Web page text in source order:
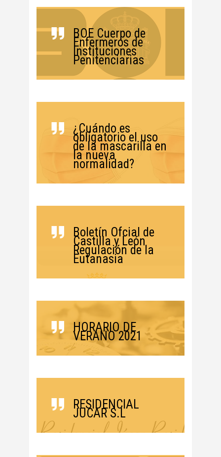
BOE Cuerpo de
Enfermeros de
Instituciones
Penitenciarias
¿Cuándo es
obligatorio el uso
de la mascarilla en
la nueva
normalidad?
Boletín Ofcial de
Castilla y León
Regulación de la
Eutanasia
HORARIO DE
VERANO 2021
RESIDENCIAL
JUCAR S.L